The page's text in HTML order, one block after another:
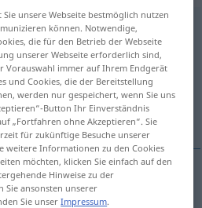
anklicken/antippen)
unsere Webseite bestmöglich nutzen
können. Notwendige,
die für den Betrieb der Webseite
unserer Webseite erforderlich sind,
Vorauswahl immer auf Ihrem Endgerät
und Cookies, die der Bereitstellung
werden nur gespeichert, wenn Sie uns
Button Ihr Einverständnis
„Fortfahren ohne Akzeptieren“. Sie
für zukünftige Besuche unserer
weitere Informationen zu den Cookies
möchten, klicken Sie einfach auf den
Hinweise zu der
Sie ansonsten unserer
Sie unserImpressum.